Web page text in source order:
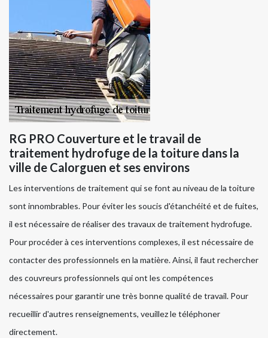
RG PRO Couverture et le travail de
traitement hydrofuge de la toiture dans la
ville de Calorguen et ses environs
Les interventions de traitement qui se font au niveau de la toiture
sont innombrables. Pour éviter les soucis d'étanchéité et de fuites,
il est nécessaire de réaliser des travaux de traitement hydrofuge.
Pour procéder à ces interventions complexes, il est nécessaire de
contacter des professionnels en la matière. Ainsi, il faut rechercher
des couvreurs professionnels qui ont les compétences
nécessaires pour garantir une très bonne qualité de travail. Pour
recueillir d'autres renseignements, veuillez le téléphoner
directement.